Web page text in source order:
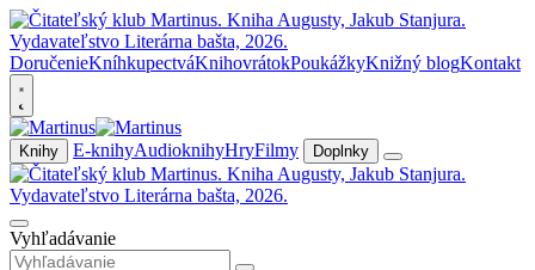
DoručenieKníhkupectváKnihovrátokPoukážkyKnižný blogKontakt
Knihy E-knihyAudioknihyHryFilmy Doplnky
Vyhľadávanie